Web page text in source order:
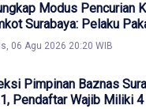
Modus Pencurian
Surabaya: Pelaku
06 Agu 2026 20:20 WIB
Pimpinan Baznas
Pendaftar Wajib Miliki